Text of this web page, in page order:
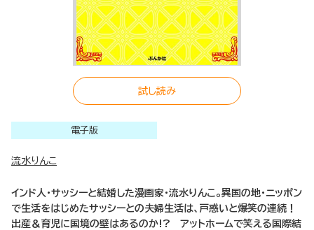
試し読み
電子版
流水りんこ
インド人・サッシーと結婚した漫画家・流水りんこ。異国の地・ニッポン
で生活をはじめたサッシーとの夫婦生活は、戸惑いと爆笑の連続！
出産＆育児に国境の壁はあるのか!? アットホームで笑える国際結